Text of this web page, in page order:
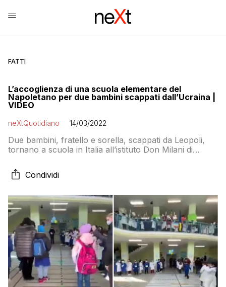
FATTI
L’accoglienza di una scuola elementare del
Napoletano per due bambini scappati dall’Ucraina |
VIDEO
neXtQuotidiano 14/03/2022
Due bambini, fratello e sorella, scappati da Leopoli,
tornano a scuola in Italia all’istituto Don Milani di
in festa
Condividi